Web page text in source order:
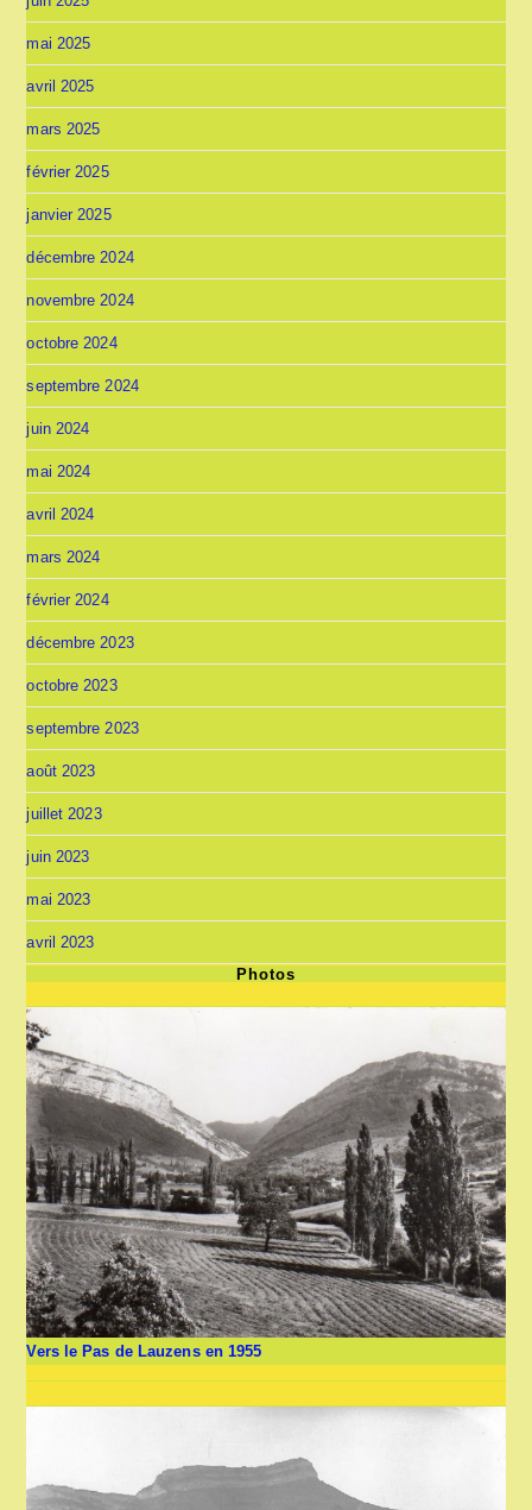
mai 2025
avril 2025
mars 2025
février 2025
janvier 2025
décembre 2024
novembre 2024
octobre 2024
septembre 2024
juin 2024
mai 2024
avril 2024
mars 2024
février 2024
décembre 2023
octobre 2023
septembre 2023
août 2023
juillet 2023
juin 2023
mai 2023
avril 2023
Photos
Vers le Pas de Lauzens en 1955